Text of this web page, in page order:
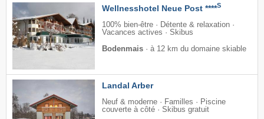
Wellnesshotel Neue Post ****S
100% bien-être · Détente & relaxation ·
Vacances actives · Skibus
Bodenmais · à 12 km du domaine skiable
Landal Arber
Neuf & moderne · Familles · Piscine
couverte à côté · Skibus gratuit